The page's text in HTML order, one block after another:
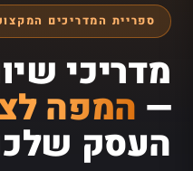
ספריית המדריכים
מדריכי
— המפה
העסק